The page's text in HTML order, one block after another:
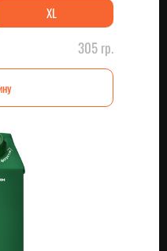
XL
305 гр.